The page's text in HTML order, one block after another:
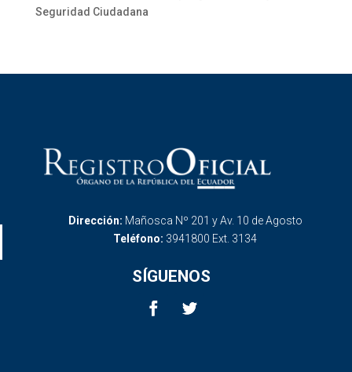
Seguridad Ciudadana
Dirección: Mañosca Nº 201 y Av. 10 de Agosto
Teléfono: 3941800 Ext. 3134
SÍGUENOS